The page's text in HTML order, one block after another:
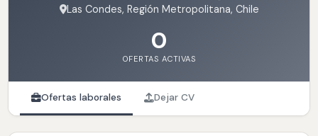
Las Condes, Región Metropolitana, Chile
0
OFERTAS ACTIVAS
Ofertas laborales Dejar CV